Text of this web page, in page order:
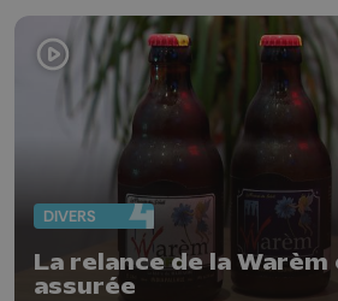
DIVERS
La relance de la Warèm
assurée